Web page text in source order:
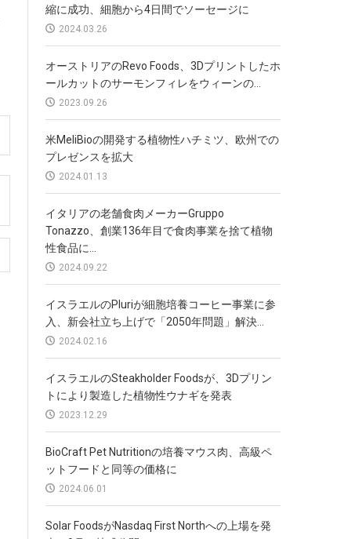
縮に成功、細胞から4日間でソーセージに
2024.03.26
オーストリアのRevo Foods、3Dプリントしたホ
ールカットのサーモンフィレをウィーンの...
2023.09.26
米MeliBioの開発する植物性ハチミツ、欧州での
プレゼンスを拡大
2024.01.13
イタリアの老舗食肉メーカーGruppo
Tonazzo、創業136年目で食肉事業を捨て植物
性食品に...
2024.09.22
イスラエルのPluriが細胞培養コーヒー事業に参
入、新会社立ち上げで「2050年問題」解決...
2024.02.16
イスラエルのSteakholder Foodsが、3Dプリン
トにより製造した植物性ウナギを発表
2023.12.29
BioCraft Pet Nutritionの培養マウス肉、高級ペ
ットフードと同等の価格に
2024.06.01
Solar FoodsがNasdaq First Northへの上場を発